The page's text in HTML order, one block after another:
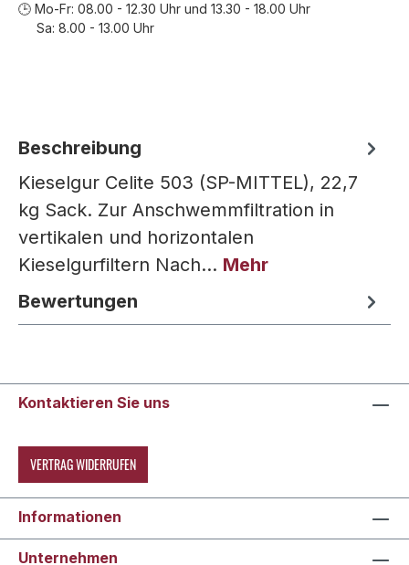
🕒 Mo-Fr: 08.00 - 12.30 Uhr und 13.30 - 18.00 Uhr
Sa: 8.00 - 13.00 Uhr
Beschreibung
Kieselgur Celite 503 (SP-MITTEL), 22,7
kg Sack. Zur Anschwemmfiltration in
vertikalen und horizontalen
Kieselgurfiltern Nach… Mehr
Bewertungen
Kontaktieren Sie uns
VERTRAG WIDERRUFEN
Informationen
Unternehmen